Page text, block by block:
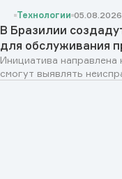
Технологии 05.08.2026
В Бразилии
для обслуживания
Инициатива
смогут выявлять